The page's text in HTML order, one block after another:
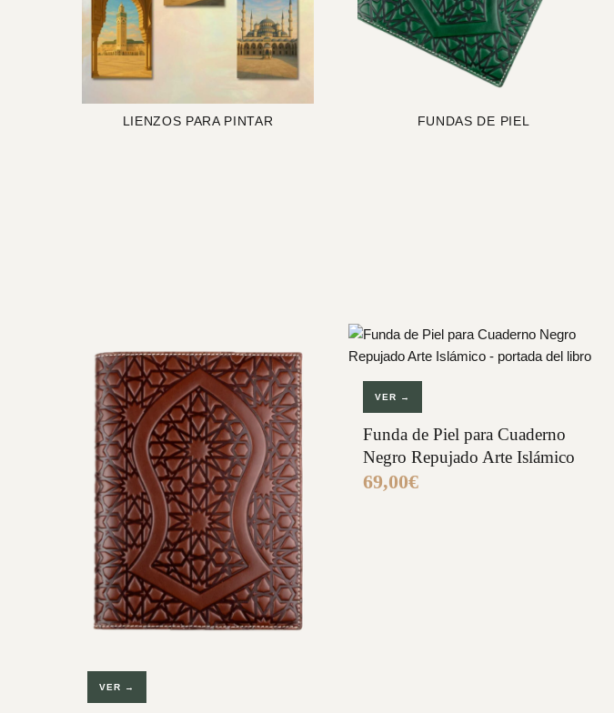
LIENZOS PARA PINTAR FUNDAS DE PIEL
VER →
VER →
Funda de Piel para Cuaderno
Negro Repujado Arte Islámico
69,00€